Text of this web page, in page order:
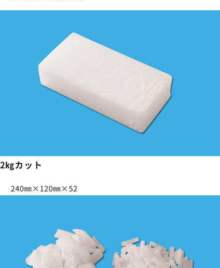
2㎏カット
240㎜×120㎜×52